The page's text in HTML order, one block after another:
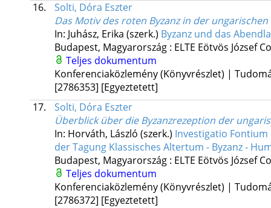
16.
Solti, Dóra Eszter
Das Motiv des roten Byzanz in der
In: Juhász, Erika (szerk.) Byzanz und das
Budapest, Magyarország : ELTE Eötvös József
Teljes dokumentum
Konferenciaközlemény (Könyvrészlet) |
[2786353] [Egyeztetett]
17.
Solti, Dóra Eszter
Überblick über die Byzanzrezeption der
In: Horváth, László (szerk.) Investigatio
der Tagung Klassisches Altertum - Byzanz -
Budapest, Magyarország : ELTE Eötvös József
Teljes dokumentum
Konferenciaközlemény (Könyvrészlet) |
[2786372] [Egyeztetett]